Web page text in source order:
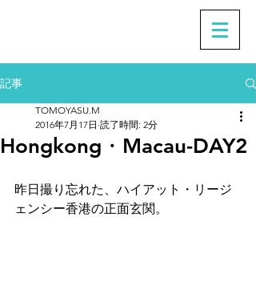
記事
Hongkong・Macau-DAY2
TOMOYASU.M
2016年7月17日 読了時間: 2分
昨日撮り忘れた、ハイアット・リージ
ェンシー香港の正面玄関。